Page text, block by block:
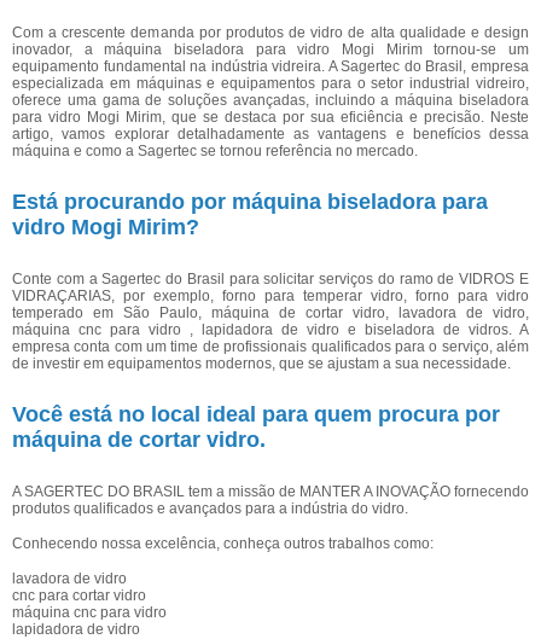
Com a crescente demanda por produtos de vidro de alta qualidade e design
inovador, a máquina biseladora para vidro Mogi Mirim tornou-se um
equipamento fundamental na indústria vidreira. A Sagertec do Brasil, empresa
especializada em máquinas e equipamentos para o setor industrial vidreiro,
oferece uma gama de soluções avançadas, incluindo a máquina biseladora
para vidro Mogi Mirim, que se destaca por sua eficiência e precisão. Neste
artigo, vamos explorar detalhadamente as vantagens e benefícios dessa
máquina e como a Sagertec se tornou referência no mercado.
Está procurando por máquina biseladora para
vidro Mogi Mirim?
Conte com a Sagertec do Brasil para solicitar serviços do ramo de VIDROS E
VIDRAÇARIAS, por exemplo, forno para temperar vidro, forno para vidro
temperado em São Paulo, máquina de cortar vidro, lavadora de vidro,
máquina cnc para vidro , lapidadora de vidro e biseladora de vidros. A
empresa conta com um time de profissionais qualificados para o serviço, além
de investir em equipamentos modernos, que se ajustam a sua necessidade.
Você está no local ideal para quem procura por
máquina de cortar vidro.
A SAGERTEC DO BRASIL tem a missão de MANTER A INOVAÇÃO fornecendo
produtos qualificados e avançados para a indústria do vidro.
Conhecendo nossa excelência, conheça outros trabalhos como:
lavadora de vidro
cnc para cortar vidro
máquina cnc para vidro
lapidadora de vidro